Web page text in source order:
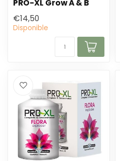
PRO-XL Grow A & B
€14,50
Disponible